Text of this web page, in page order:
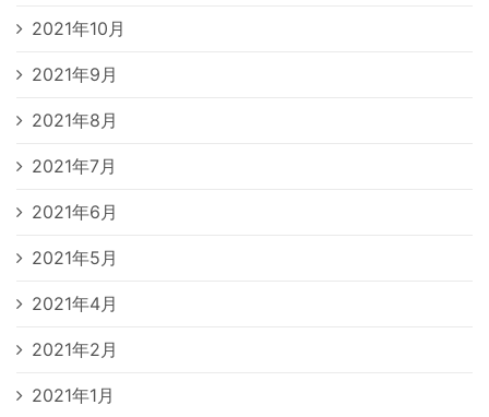
2021年10月
2021年9月
2021年8月
2021年7月
2021年6月
2021年5月
2021年4月
2021年2月
2021年1月